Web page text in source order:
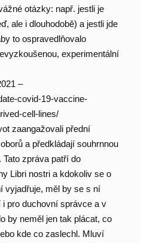
otázky: např. jestli je
ale i dlouhodobě) a jestli jde
to ospravedlňovalo
experimentální
–
covid-19-vaccine-
cell-lines/
zaangažovali přední
a předkládají souhrnnou
zpráva patří do
Libri nostri a kdokoliv se o
vyjadřuje, měl by se s ní
i pro duchovní správce a v
by neměl jen tak plácat, co
kde co zaslechl. Mluví